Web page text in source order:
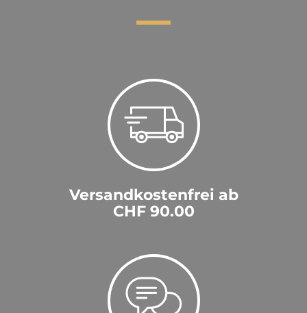
Versandkostenfrei ab
CHF 90.00